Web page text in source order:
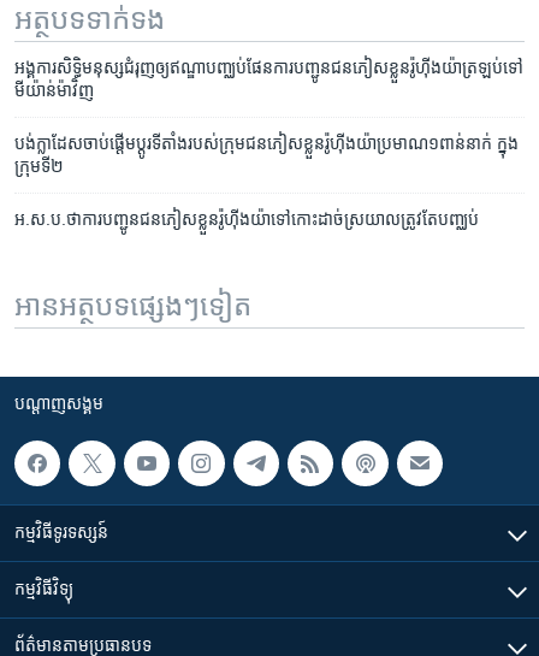
អត្ថបទ​ទាក់ទង
អង្គការ​សិទ្ធិ​មនុស្ស​ជំរុញ​ឲ្យ​ឥណ្ឌា​បញ្ឈប់​ផែនការ​បញ្ជូន​ជនភៀសខ្លួន​រ៉ូហ៊ីងយ៉ា​ត្រឡប់​ទៅ​
មីយ៉ាន់ម៉ា​វិញ
បង់ក្លាដែស​ចាប់ផ្តើម​ប្តូរ​ទីតាំង​របស់​ក្រុម​ជនភៀសខ្លួន​រ៉ូហ៊ីងយ៉ា​ប្រមាណ​១​ពាន់នាក់ ក្នុង​
ក្រុម​ទី២
អ.ស.ប.​ថា​ការ​បញ្ជូន​ជន​ភៀស​ខ្លួន​រ៉ូហ៊ីងយ៉ា​ទៅ​កោះ​ដាច់​ស្រយាល​ត្រូវ​តែ​បញ្ឈប់
អានអត្ថបទផ្សេងៗទៀត
បណ្តាញ​សង្គម
កម្មវិធី​ទូរទស្សន៍
កម្មវិធី​វិទ្យុ
ព័ត៌មាន​តាមប្រធានបទ​